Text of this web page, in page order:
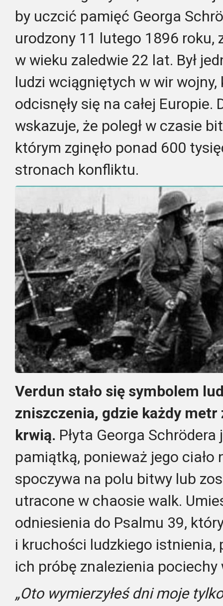
by uczcić pamięć Georga
urodzony 11 lutego 1896 roku,
w wieku zaledwie 22 lat. Był
ludzi wciągniętych w wir
odcisnęły się na całej
wskazuje, że poległ w czasie
którym zginęło ponad 600
stronach konfliktu.
Verdun stało się symbolem
zniszczenia, gdzie każdy metr
krwią. Płyta Georga
pamiątką, ponieważ jego
spoczywa na polu bitwy lub
utracone w chaosie walk.
odniesienia do Psalmu 39,
i kruchości ludzkiego istnienia,
ich próbę znalezienia pociechy
„Oto wymierzyłeś dni moje